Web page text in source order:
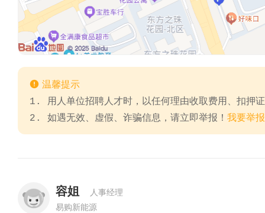
 温馨提示
1. 用人单位招聘人才时，以任何理由收取费用、扣押
2. 如遇无效、虚假、诈骗信息，请立即举报！ 我要举报
容姐
人事经理
易购新能源